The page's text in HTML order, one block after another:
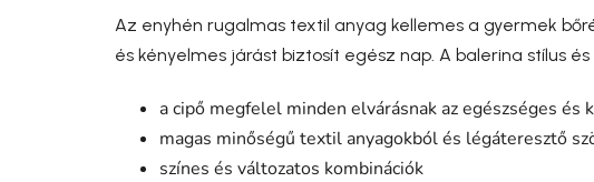
Az enyhén rugalmas textil anyag kellemes a gyermek
és kényelmes járást biztosít egész nap. A balerina stílus
a cipő megfelel minden elvárásnak az egészséges
magas minőségű textil anyagokból és légáteresztő
színes és változatos kombinációk